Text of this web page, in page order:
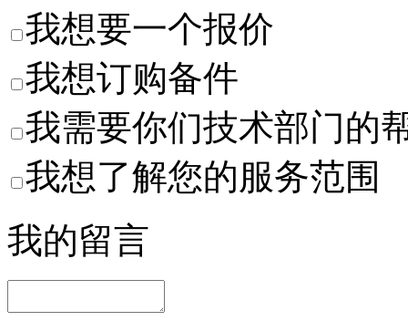
我想要一个报价
我想订购备件
我需要你们技术部门的
我想了解您的服务范围
我的留言